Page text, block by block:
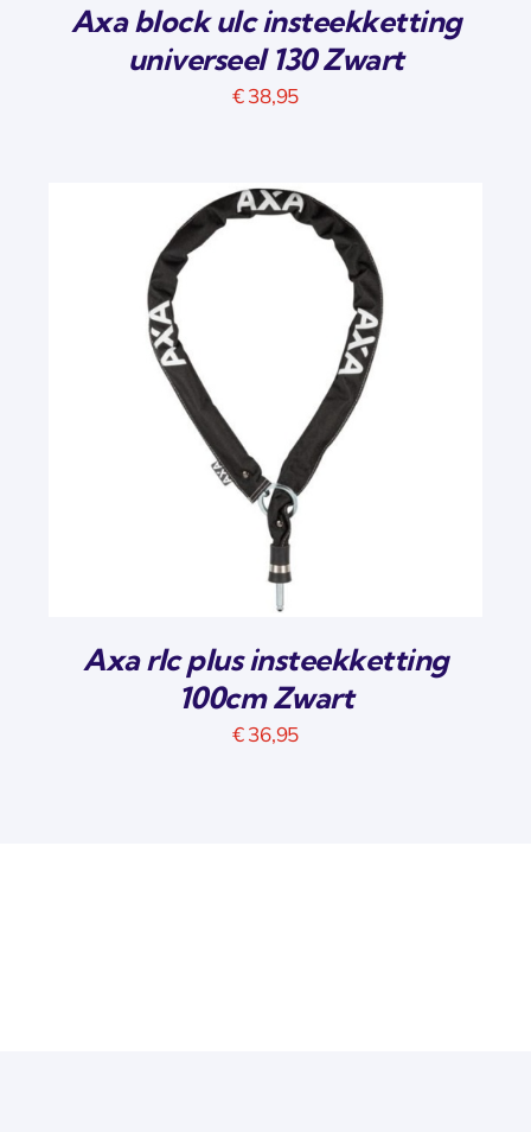
Axa block ulc insteekketting
universeel 130 Zwart
€38,95
Axa rlc plus insteekketting
100cm Zwart
€36,95